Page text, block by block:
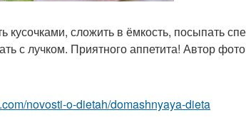
кусочками, сложить в ёмкость, посыпать
с лучком. Приятного аппетита! Автор
novosti-o-dietah/domashnyaya-dieta